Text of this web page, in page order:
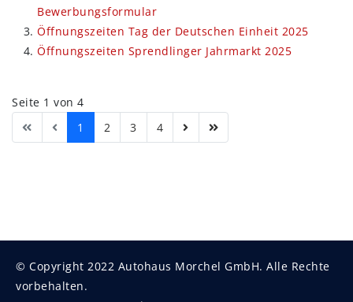
Bewerbungsformular
Öffnungszeiten Tag der Deutschen Einheit 2025
Öffnungszeiten Sprendlinger Jahrmarkt 2025
Seite 1 von 4
1
2 3 4
© Copyright 2022 Autohaus Morchel GmbH. Alle Rechte
vorbehalten.